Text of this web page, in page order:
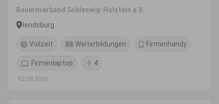
Bauernverband Schleswig-Holstein e.V.
Rendsburg
Vollzeit Weiterbildungen Firmenhandy
Firmenlaptop 4
02.08.2026